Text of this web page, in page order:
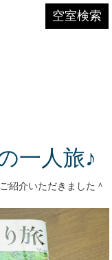
空室検索
一人旅♪
紹介いただきました＾